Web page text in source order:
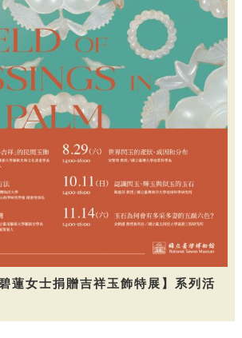
蓮女士捐贈吉祥玉飾特展】系列活